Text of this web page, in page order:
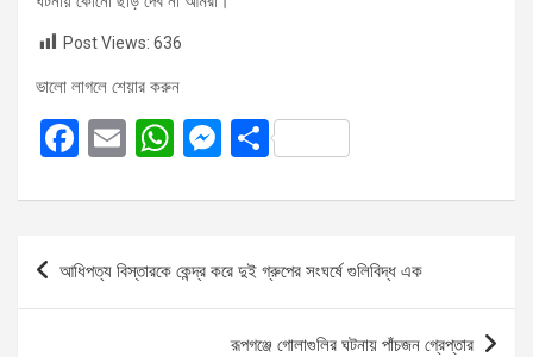
Post Views: 636
ভালো লাগলে শেয়ার করুন
F
ce
b
o
E
ail
W
at
A
M
se
g
er
S
ar
Post
navigation
আধিপত্য বিস্তারকে কেন্দ্র করে দুই গ্রুপের সংঘর্ষে গুলিবিদ্ধ এক
রূপগঞ্জে গোলাগুলির ঘটনায় পাঁচজন গ্রেপ্তার